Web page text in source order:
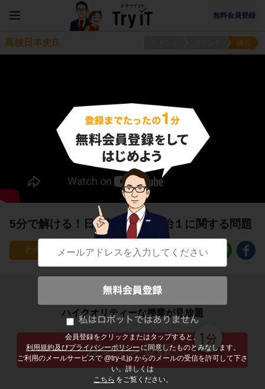
無料会員登録
会員登録をクリックまたはタップすると、
利用規約及びプライバシーポリシー に同意したものとみなします。
ご利用のメールサービスで @try-it.jp からのメールの受信を許可して下さ
い。詳しくは
こちら をご覧ください。
高校日本史B 練習
5分で解ける！日露戦争後の政治１に関する問題
15
子どもの勉強から大人の学び直しまで
ハイクオリティーな授業が見放題